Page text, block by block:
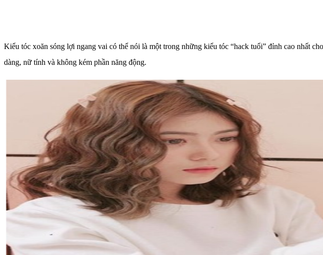
Kiểu tóc xoăn sóng lợi ngang vai có thể nói là một trong những kiểu tóc “hack tuổi” đỉnh cao nhất
dàng, nữ tính và không kém phần năng động.